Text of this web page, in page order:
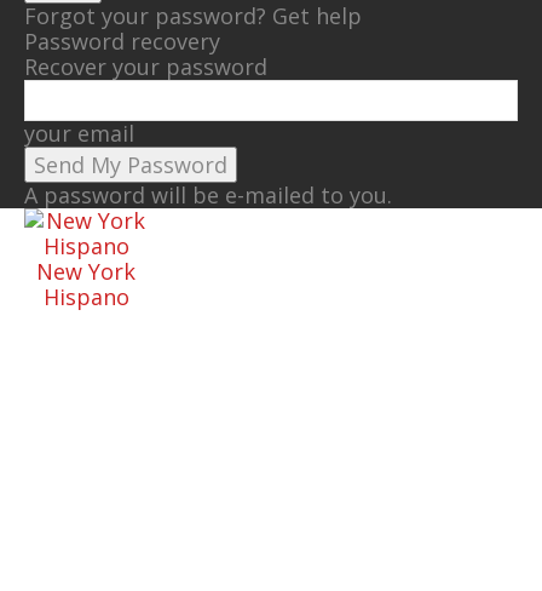
Forgot your password? Get help
Password recovery
Recover your password
your email
A password will be e-mailed to you.
New York
Hispano